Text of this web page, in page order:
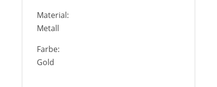
Material:
Metall
Farbe:
Gold